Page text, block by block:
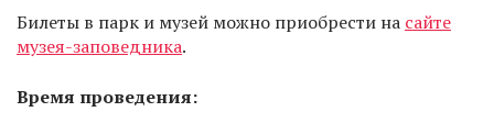
Билеты в парк и музей можно приобрести на сайте
музея-заповедника.
Время проведения: